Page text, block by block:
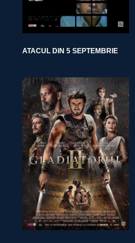
ATACUL DIN 5 SEPTEMBRIE